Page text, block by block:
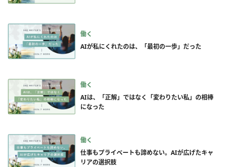
働く
AIが私にくれたのは、「最初の一歩」だった
働く
AIは、「正解」ではなく「変わりたい私」の相棒
になった
働く
仕事もプライベートも諦めない。AIが広げたキャ
リアの選択肢